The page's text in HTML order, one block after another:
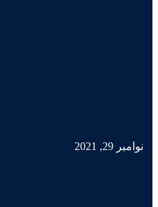
نوامبر 29, 2021